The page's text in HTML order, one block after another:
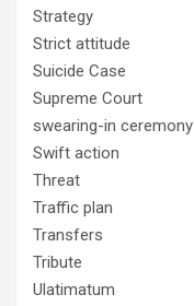
Strategy
Strict attitude
Suicide Case
Supreme Court
swearing-in ceremony
Swift action
Threat
Traffic plan
Transfers
Tribute
Ulatimatum